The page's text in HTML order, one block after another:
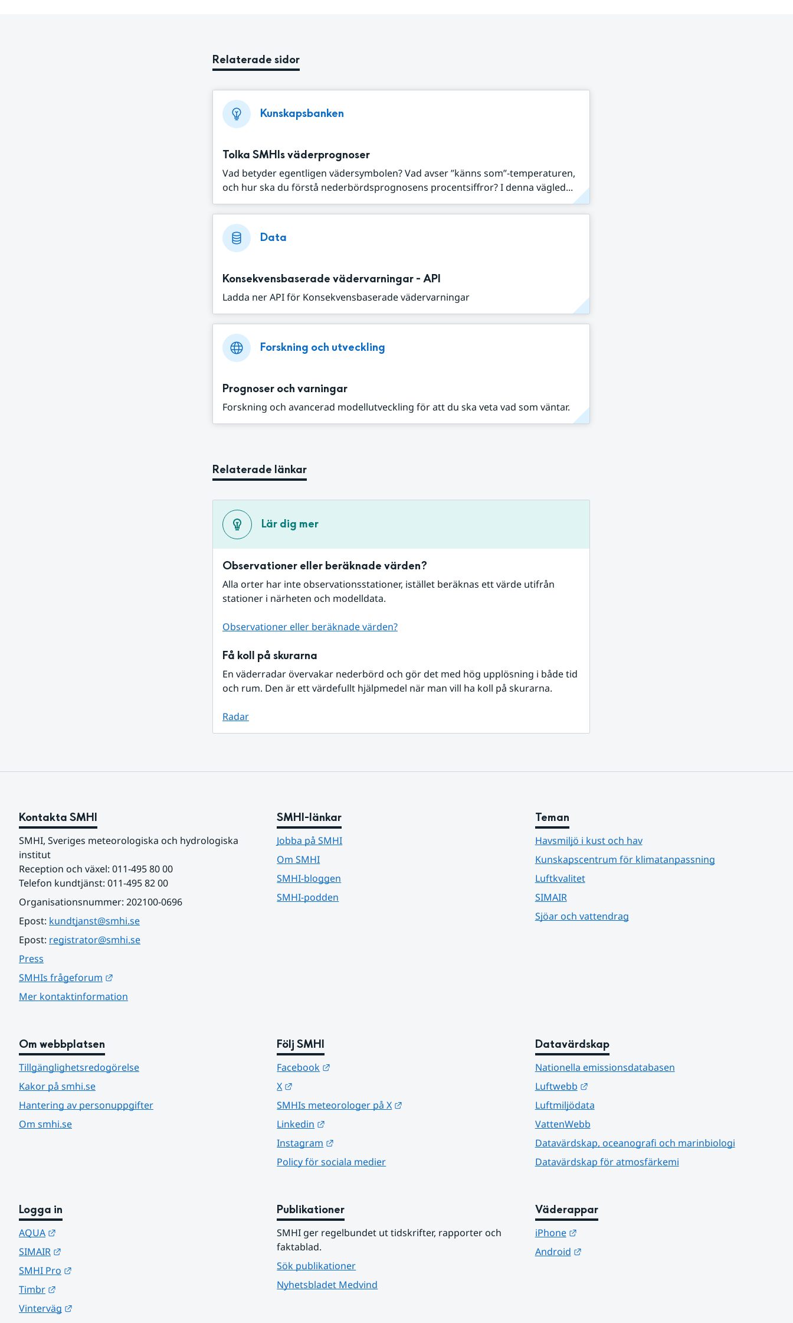
Relaterade sidor
Kunskapsbanken
Tolka SMHIs väderprognoser
Vad betyder egentligen vädersymbolen? Vad avser ”känns som”-temperaturen,
och hur ska du förstå nederbördsprognosens procentsiffror? I denna vägled...
Data
Konsekvensbaserade vädervarningar - API
Ladda ner API för Konsekvensbaserade vädervarningar
Forskning och utveckling
Prognoser och varningar
Forskning och avancerad modellutveckling för att du ska veta vad som väntar.
Relaterade länkar
Lär dig mer
Observationer eller beräknade värden?
Alla orter har inte observationsstationer, istället beräknas ett värde utifrån
stationer i närheten och modelldata.
Observationer eller beräknade värden?
Få koll på skurarna
En väderradar övervakar nederbörd och gör det med hög upplösning i både tid
och rum. Den är ett värdefullt hjälpmedel när man vill ha koll på skurarna.
Radar
Kontakta SMHI
SMHI, Sveriges meteorologiska och hydrologiska
institut
Reception och växel: 011-495 80 00
Telefon kundtjänst: 011-495 82 00
Organisationsnummer: 202100-0696
Epost: kundtjanst@smhi.se
Epost: registrator@smhi.se
Press
SMHIs frågeforum
Mer kontaktinformation
SMHI-länkar
Jobba på SMHI
Om SMHI
SMHI-bloggen
SMHI-podden
Teman
Havsmiljö i kust och hav
Kunskapscentrum för klimatanpassning
Luftkvalitet
SIMAIR
Sjöar och vattendrag
Om webbplatsen
Tillgänglighetsredogörelse
Kakor på smhi.se
Hantering av personuppgifter
Om smhi.se
Följ SMHI
Facebook
X
SMHIs meteorologer på X
Linkedin
Instagram
Policy för sociala medier
Datavärdskap
Nationella emissionsdatabasen
Luftwebb
Länk till annan webbplats.
Luftmiljödata
VattenWebb
Datavärdskap, oceanografi och marinbiologi
Datavärdskap för atmosfärkemi
Logga in
AQUA
SIMAIR
SMHI Pro
Timbr
Vinterväg
Publikationer
SMHI ger regelbundet ut tidskrifter, rapporter och
faktablad.
Sök publikationer
Nyhetsbladet Medvind
Väderappar
iPhone
Länk till annan webbplats.
Android
Länk till annan webbplats.